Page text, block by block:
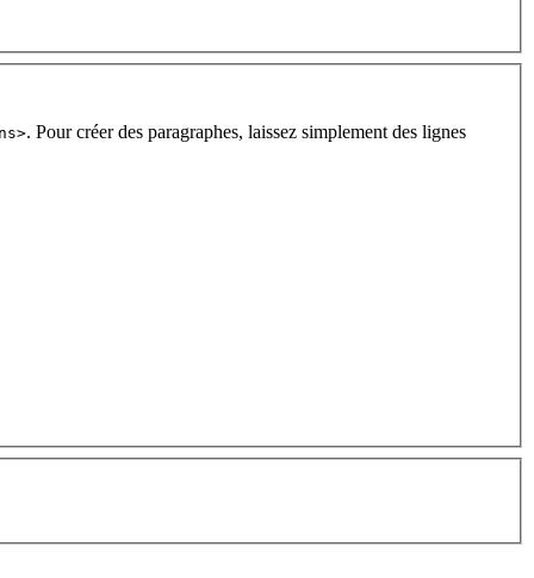
. Pour créer des paragraphes, laissez simplement des lignes